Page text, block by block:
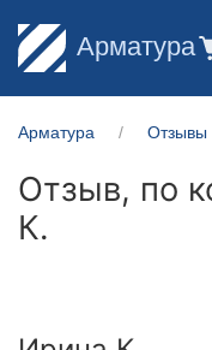
Арматура
Арматура Отзывы
Отзыв, по
К.